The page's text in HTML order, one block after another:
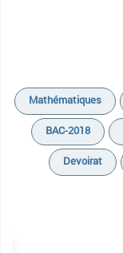
Mathématiques
BAC-2018
Devoirat